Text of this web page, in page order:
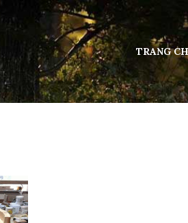
TRANG